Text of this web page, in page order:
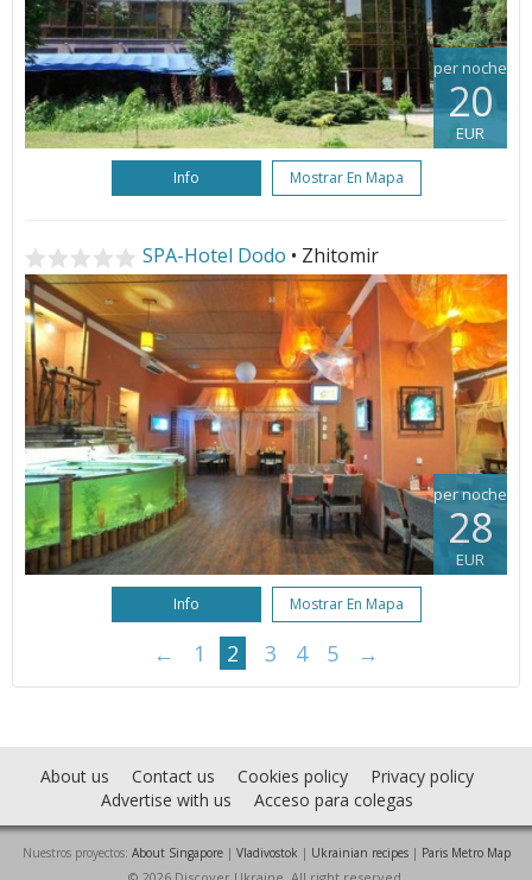
per noche
20
EUR
Info Mostrar En Mapa
SPA-Hotel Dodo • Zhitomir
per noche
28
EUR
Info Mostrar En Mapa
← 1 2 3 4 5 →
About us Contact us Cookies policy
Privacy policy
Advertise with us
Acceso para colegas
Nuestros proyectos: About Singapore| Vladivostok | Ukrainian recipes| Paris Metro Map